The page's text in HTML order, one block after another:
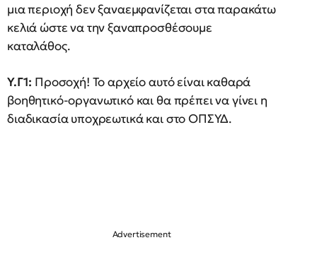
μια περιοχή δεν ξαναεμφανίζεται στα παρακάτω
κελιά ώστε να την ξαναπροσθέσουμε
καταλάθoς.
Υ.Γ1: Προσοχή! Το αρχείο αυτό είναι καθαρά
βοηθητικό-οργανωτικό και θα πρέπει να γίνει η
διαδικασία υποχρεωτικά και στο ΟΠΣΥΔ.